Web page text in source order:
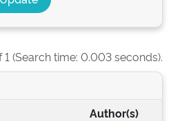
1 (Search time: 0.003 seconds).
Author(s)